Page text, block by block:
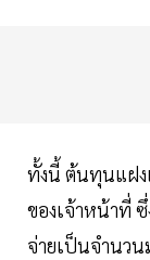
ทั้งนี้ ต้นทุนแฝง
ของเจ้าหน้าที่
จ่ายเป็นจำนว